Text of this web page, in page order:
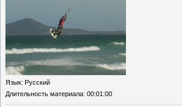
Язык: Русский
Длительность материала: 00:01:00